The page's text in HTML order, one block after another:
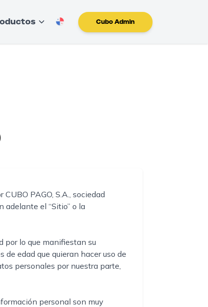
Cubo Admin
PAGO, S.A., sociedad
adelante el “Sitio” o la
por lo que manifiestan su
edad que quieran hacer uso de
personales por nuestra parte,
personal son muy